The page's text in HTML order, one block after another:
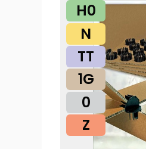
H0
N
TT
1G
0
Z